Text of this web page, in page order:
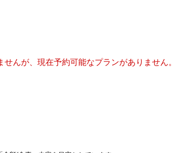
せんが、現在予約可能なプランがありません。